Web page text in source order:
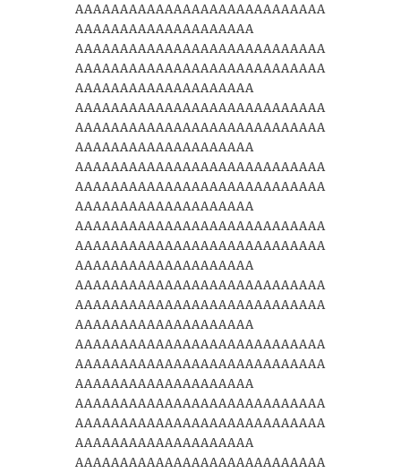
AAAAAAAAAAAAAAAAAAAAAAAAAAAA
AAAAAAAAAAAAAAAAAAAA
AAAAAAAAAAAAAAAAAAAAAAAAAAAA
AAAAAAAAAAAAAAAAAAAAAAAAAAAA
AAAAAAAAAAAAAAAAAAAA
AAAAAAAAAAAAAAAAAAAAAAAAAAAA
AAAAAAAAAAAAAAAAAAAAAAAAAAAA
AAAAAAAAAAAAAAAAAAAA
AAAAAAAAAAAAAAAAAAAAAAAAAAAA
AAAAAAAAAAAAAAAAAAAAAAAAAAAA
AAAAAAAAAAAAAAAAAAAA
AAAAAAAAAAAAAAAAAAAAAAAAAAAA
AAAAAAAAAAAAAAAAAAAAAAAAAAAA
AAAAAAAAAAAAAAAAAAAA
AAAAAAAAAAAAAAAAAAAAAAAAAAAA
AAAAAAAAAAAAAAAAAAAAAAAAAAAA
AAAAAAAAAAAAAAAAAAAA
AAAAAAAAAAAAAAAAAAAAAAAAAAAA
AAAAAAAAAAAAAAAAAAAAAAAAAAAA
AAAAAAAAAAAAAAAAAAAA
AAAAAAAAAAAAAAAAAAAAAAAAAAAA
AAAAAAAAAAAAAAAAAAAAAAAAAAAA
AAAAAAAAAAAAAAAAAAAA
AAAAAAAAAAAAAAAAAAAAAAAAAAAA